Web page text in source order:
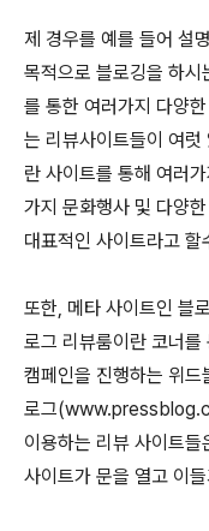
제 경우를 예를 들어 설
목적으로 블로깅을 하
를 통한 여러가지 다양
는 리뷰사이트들이 여
란 사이트를 통해 여러
가지 문화행사 및 다양
대표적인 사이트라고 할
또한, 메타 사이트인
로그 리뷰룸이란 코너를
캠페인을 진행하는 위
로그(www.pressblog
이용하는 리뷰 사이트
사이트가 문을 열고 이